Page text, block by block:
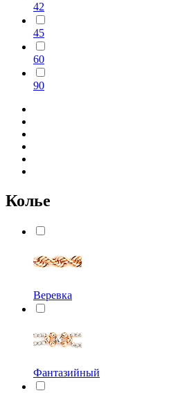
42
45
60
90
Колье
Веревка
Фантазийный